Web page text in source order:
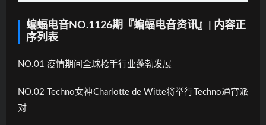
蝙蝠电音NO.1126期『蝙蝠电音资讯』| 内容正
序列表
NO.01 疫情期间全球枪手行业蓬勃发展
NO.02 Techno女神Charlotte de Witte将举行Techno通宵派
对